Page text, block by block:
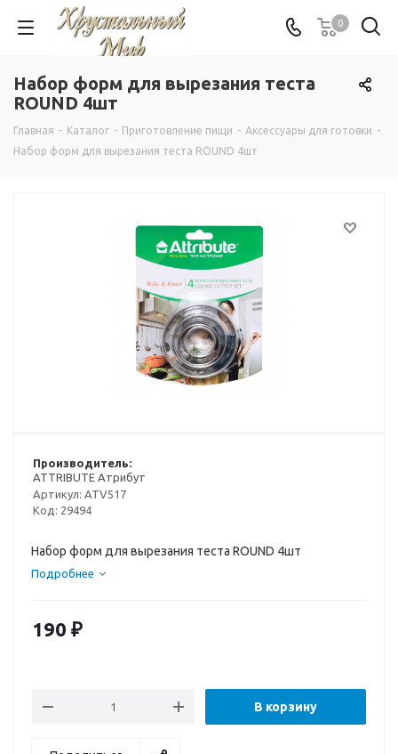
0
Набор форм для вырезания теста
ROUND 4шт
Главная - Каталог - Приготовление пищи - Аксессуары для готовки -
Набор форм для вырезания теста ROUND 4шт
Производитель:
ATTRIBUTE Атрибут
Артикул: ATV517
Код: 29494
Набор форм для вырезания теста ROUND 4шт
Подробнее
190 ₽
В корзину